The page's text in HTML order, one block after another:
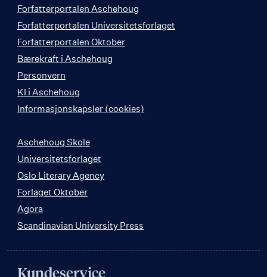
Forfatterportalen Aschehoug
Forfatterportalen Universitetsforlaget
Forfatterportalen Oktober
Bærekraft i Aschehoug
Personvern
KI i Aschehoug
Informasjonskapsler (cookies)
Aschehoug Skole
Universitetsforlaget
Oslo Literary Agency
Forlaget Oktober
Agora
Scandinavian University Press
Kundeservice